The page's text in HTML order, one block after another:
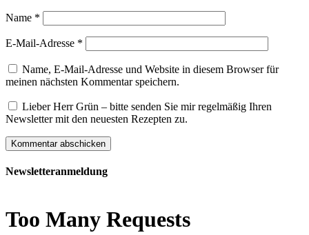
Name *
E-Mail-Adresse *
Name, E-Mail-Adresse und Website in diesem Browser für
meinen nächsten Kommentar speichern.
Lieber Herr Grün – bitte senden Sie mir regelmäßig Ihren
Newsletter mit den neuesten Rezepten zu.
Newsletteranmeldung